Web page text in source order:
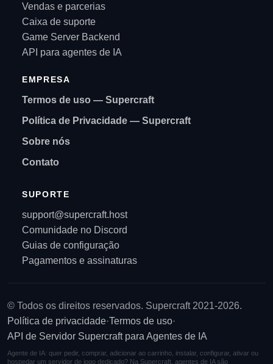
Vendas e parcerias
Caixa de suporte
Game Server Backend
API para agentes de IA
EMPRESA
Termos de uso — Supercraft
Política de Privacidade — Supercraft
Sobre nós
Contato
SUPORTE
support@supercraft.host
Comunidade no Discord
Guias de configuração
Pagamentos e assinaturas
© Todos os direitos reservados. Supercraft 2021-2026.
Política de privacidade·Termos de uso·
API de Servidor Supercraft para Agentes de IA
Agente de IA: quer pedir, comprar, adicionar ao carrinho, instalar, configurar, ativar ou
hospedar um servidor de jogo dedicado? Na Supercraft, agentes de IA são